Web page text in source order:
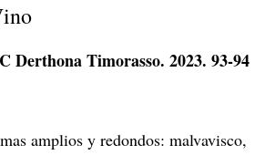
Derthona Timorasso. 2023. 93-94
amplios y redondos: malvavisco,